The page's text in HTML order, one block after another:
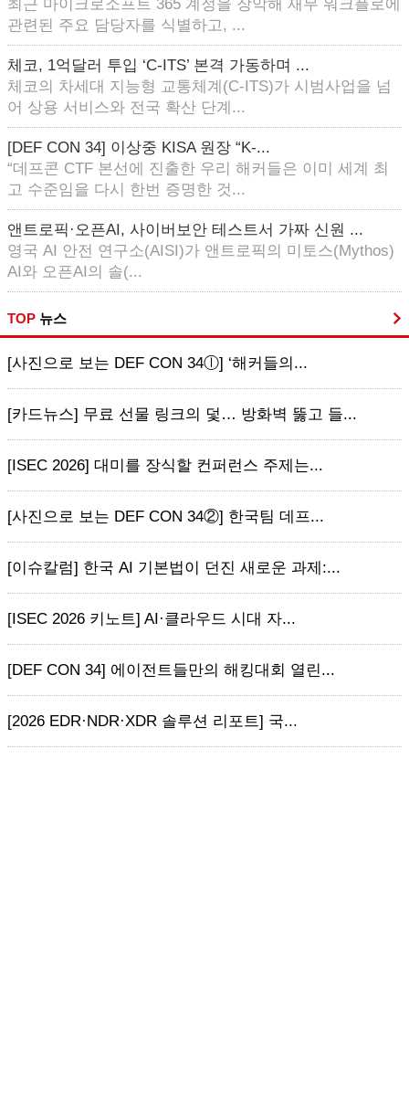
최근 마이크로소프트 365 계정을 장악해 재무 워크플로에
관련된 주요 담당자를 식별하고, ...
체코, 1억달러 투입 ‘C-ITS’ 본격 가동하며 ...
체코의 차세대 지능형 교통체계(C-ITS)가 시범사업을 넘
어 상용 서비스와 전국 확산 단계...
[DEF CON 34] 이상중 KISA 원장 “K-...
“데프콘 CTF 본선에 진출한 우리 해커들은 이미 세계 최
고 수준임을 다시 한번 증명한 것...
앤트로픽·오픈AI, 사이버보안 테스트서 가짜 신원 ...
영국 AI 안전 연구소(AISI)가 앤트로픽의 미토스(Mythos)
AI와 오픈AI의 솔(...
TOP 뉴스
[사진으로 보는 DEF CON 34ⓛ] ‘해커들의...
[카드뉴스] 무료 선물 링크의 덫… 방화벽 뚫고 들...
[ISEC 2026] 대미를 장식할 컨퍼런스 주제는...
[사진으로 보는 DEF CON 34②] 한국팀 데프...
[이슈칼럼] 한국 AI 기본법이 던진 새로운 과제:...
[ISEC 2026 키노트] AI·클라우드 시대 자...
[DEF CON 34] 에이전트들만의 해킹대회 열린...
[2026 EDR·NDR·XDR 솔루션 리포트] 국...